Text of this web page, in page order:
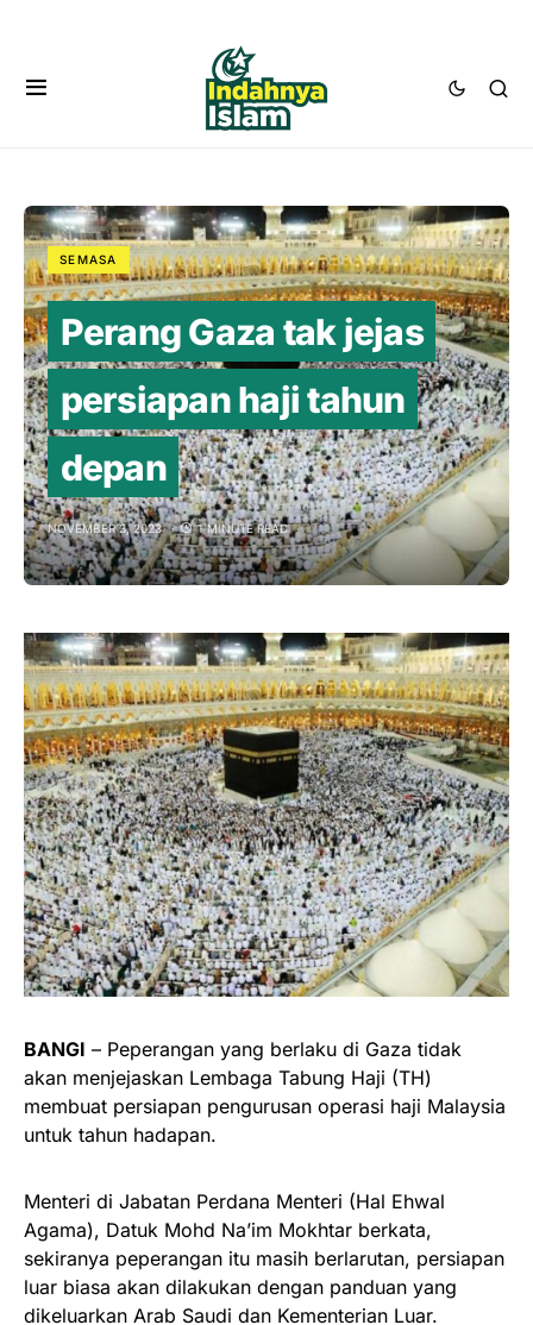
SEMASA
Perang Gaza tak jejas
persiapan haji tahun
depan
NOVEMBER 3, 2023 1 MINUTE READ
BANGI – Peperangan yang berlaku di Gaza tidak
akan menjejaskan Lembaga Tabung Haji (TH)
membuat persiapan pengurusan operasi haji Malaysia
untuk tahun hadapan.
Menteri di Jabatan Perdana Menteri (Hal Ehwal
Agama), Datuk Mohd Na’im Mokhtar berkata,
sekiranya peperangan itu masih berlarutan, persiapan
luar biasa akan dilakukan dengan panduan yang
dikeluarkan Arab Saudi dan Kementerian Luar.